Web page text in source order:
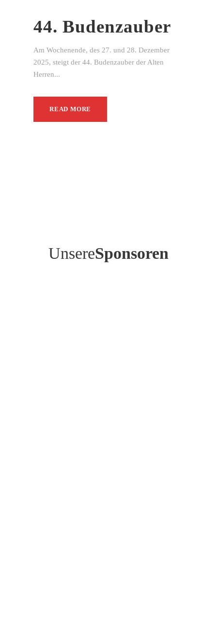
44. Budenzauber
Am Wochenende, des 27. und 28. Dezember
2025, steigt der 44. Budenzauber der Alten
Herren...
READ MORE
UnsereSponsoren